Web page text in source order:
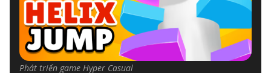
Phát triển game Hyper Casual